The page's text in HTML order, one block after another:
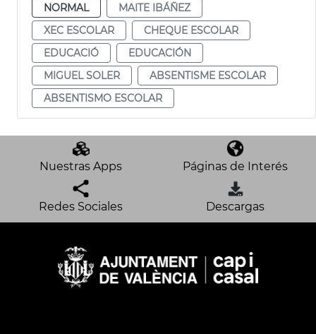
NORMAL
MAITE IBÁÑEZ
XEC ESCOLAR
CHEQUE ESCOLAR
EDUCACIÓ
EDUCACIÓN
MIGUEL SOLER
ABSENTISME ESCOLAR
ABSENTISMO ESCOLAR
Nuestras Apps Páginas de Interés
Redes Sociales Descargas